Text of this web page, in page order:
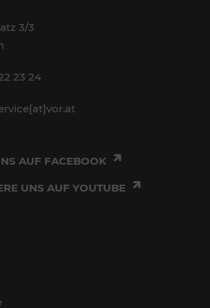
3/3
23 24
AUF FACEBOOK
UNS AUF YOUTUBE